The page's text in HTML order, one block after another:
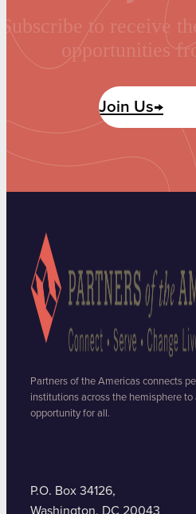
Subscribe to receive
opportunities
Join Us→
Partners of the Americas connects
institutions across the hemisphere to
opportunity for all.
P.O. Box 34126,
Washington, DC 20043